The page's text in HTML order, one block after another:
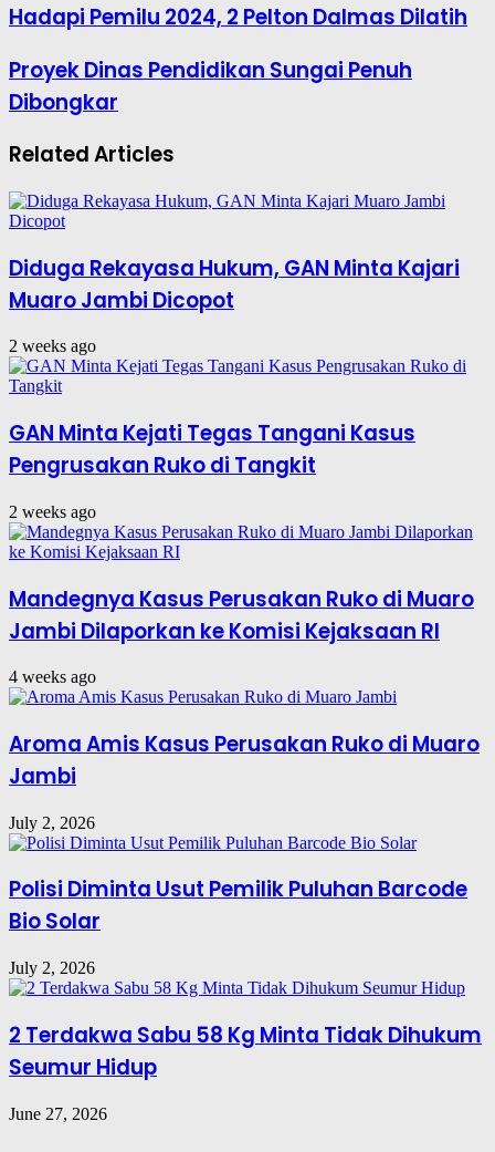
Hadapi Pemilu 2024, 2 Pelton Dalmas Dilatih
Proyek Dinas Pendidikan Sungai Penuh
Dibongkar
Related Articles
Diduga Rekayasa Hukum, GAN Minta Kajari
Muaro Jambi Dicopot
2 weeks ago
GAN Minta Kejati Tegas Tangani Kasus
Pengrusakan Ruko di Tangkit
2 weeks ago
Mandegnya Kasus Perusakan Ruko di Muaro
Jambi Dilaporkan ke Komisi Kejaksaan RI
4 weeks ago
Aroma Amis Kasus Perusakan Ruko di Muaro
Jambi
July 2, 2026
Polisi Diminta Usut Pemilik Puluhan Barcode
Bio Solar
July 2, 2026
2 Terdakwa Sabu 58 Kg Minta Tidak Dihukum
Seumur Hidup
June 27, 2026